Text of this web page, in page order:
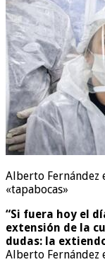
Alberto
«tapabocas»
“Si fuera hoy el
extensión de la
dudas: la
Alberto Fernández